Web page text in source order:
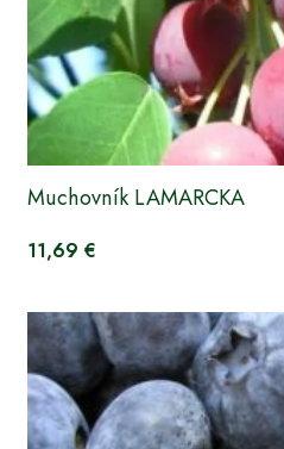
Muchovník LAMARCKA
11,69 €